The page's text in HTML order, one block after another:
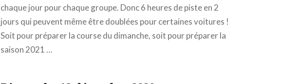
chaque jour pour chaque groupe. Donc 6 heures de piste en 2
jours qui peuvent même être doublées pour certaines voitures !
Soit pour préparer la course du dimanche, soit pour préparer la
saison 2021 …